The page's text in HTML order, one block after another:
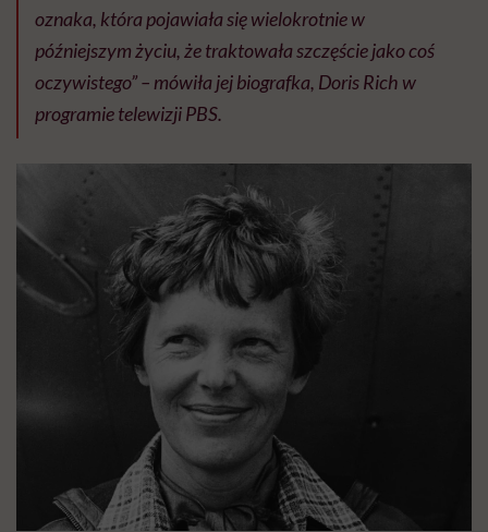
oznaka, która pojawiała się wielokrotnie w
późniejszym życiu, że traktowała szczęście jako coś
oczywistego” – mówiła jej biografka, Doris Rich w
programie telewizji PBS.